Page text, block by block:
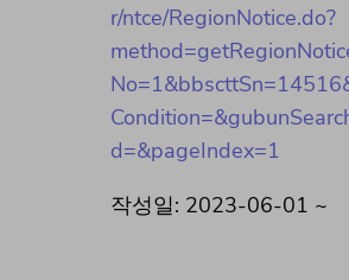
r/ntce/RegionNotice.do?
d=&pageIndex=1
작성일: 2023-06-01 ~